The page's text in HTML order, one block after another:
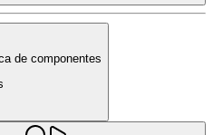
de componentes